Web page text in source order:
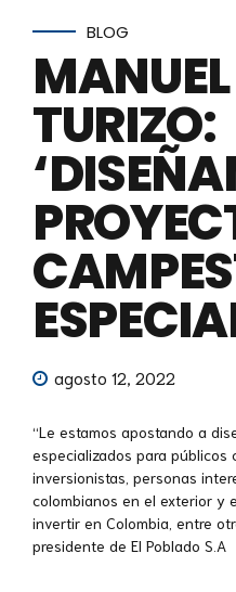
BLOG
TURIZO:
agosto 12, 2022
“Le estamos apostando a
especializados para públicos
inversionistas, personas
colombianos en el exterior y
invertir en Colombia, entre
presidente de El Poblado S.A